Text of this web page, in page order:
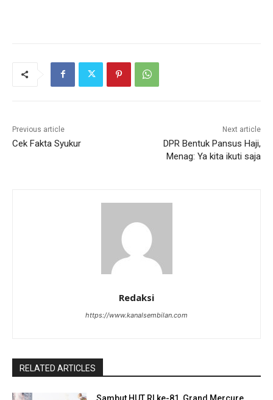
Previous article
Cek Fakta Syukur
Next article
DPR Bentuk Pansus Haji,
Menag: Ya kita ikuti saja
Redaksi
https://www.kanalsembilan.com
RELATED ARTICLES
Sambut HUT RI ke-81, Grand Mercure